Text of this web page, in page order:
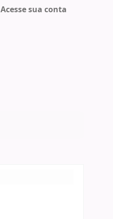
Acesse sua conta